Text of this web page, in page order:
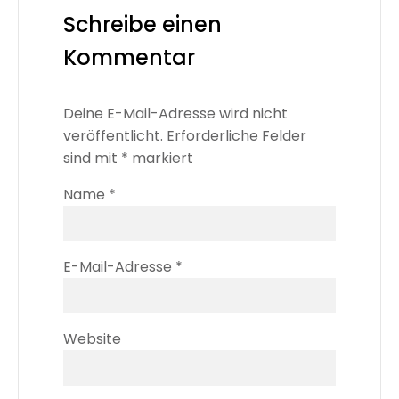
Schreibe einen
Kommentar
Deine E-Mail-Adresse wird nicht
veröffentlicht. Erforderliche Felder
sind mit * markiert
Name *
E-Mail-Adresse *
Website